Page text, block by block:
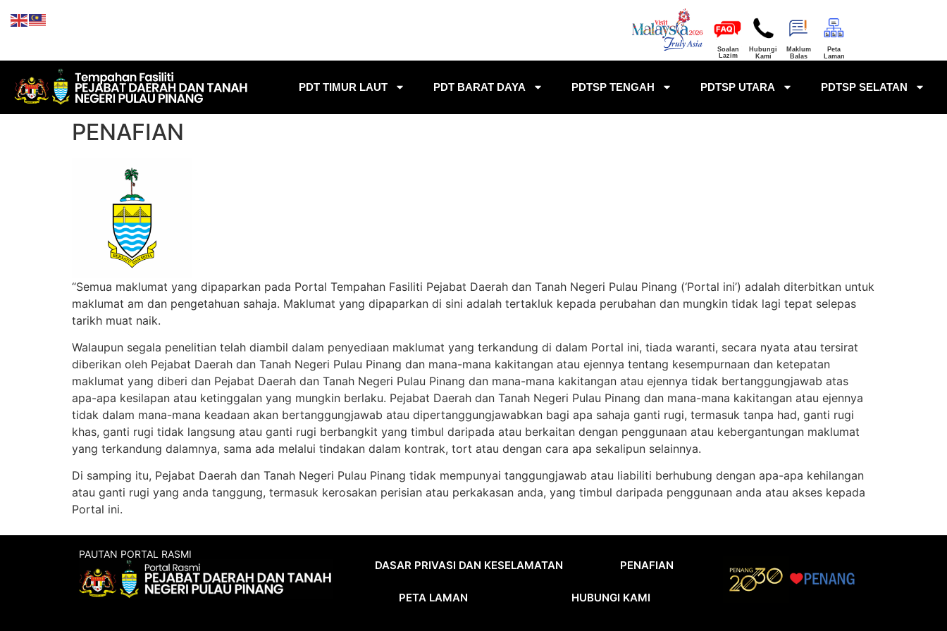
Soalan
Lazim
Hubungi
Kami
Maklum
Balas
Peta
Laman
PDT TIMUR LAUT PDT BARAT DAYA PDTSP TENGAH PDTSP UTARA PDTSP SELATAN
PENAFIAN
“Semua maklumat yang dipaparkan pada Portal Tempahan Fasiliti Pejabat Daerah dan Tanah Negeri Pulau Pinang (‘Portal ini’) adalah diterbitkan untuk
maklumat am dan pengetahuan sahaja. Maklumat yang dipaparkan di sini adalah tertakluk kepada perubahan dan mungkin tidak lagi tepat selepas
tarikh muat naik.
Walaupun segala penelitian telah diambil dalam penyediaan maklumat yang terkandung di dalam Portal ini, tiada waranti, secara nyata atau tersirat
diberikan oleh Pejabat Daerah dan Tanah Negeri Pulau Pinang dan mana-mana kakitangan atau ejennya tentang kesempurnaan dan ketepatan
maklumat yang diberi dan Pejabat Daerah dan Tanah Negeri Pulau Pinang dan mana-mana kakitangan atau ejennya tidak bertanggungjawab atas
apa-apa kesilapan atau ketinggalan yang mungkin berlaku. Pejabat Daerah dan Tanah Negeri Pulau Pinang dan mana-mana kakitangan atau ejennya
tidak dalam mana-mana keadaan akan bertanggungjawab atau dipertanggungjawabkan bagi apa sahaja ganti rugi, termasuk tanpa had, ganti rugi
khas, ganti rugi tidak langsung atau ganti rugi berbangkit yang timbul daripada atau berkaitan dengan penggunaan atau kebergantungan maklumat
yang terkandung dalamnya, sama ada melalui tindakan dalam kontrak, tort atau dengan cara apa sekalipun selainnya.
Di samping itu, Pejabat Daerah dan Tanah Negeri Pulau Pinang tidak mempunyai tanggungjawab atau liabiliti berhubung dengan apa-apa kehilangan
atau ganti rugi yang anda tanggung, termasuk kerosakan perisian atau perkakasan anda, yang timbul daripada penggunaan anda atau akses kepada
Portal ini.
PAUTAN PORTAL RASMI
DASAR PRIVASI DAN KESELAMATAN PENAFIAN
PETA LAMAN HUBUNGI KAMI